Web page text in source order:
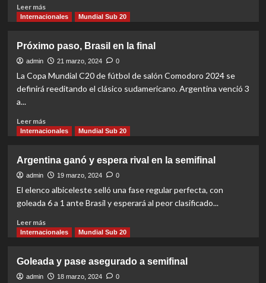
Leer másRead
more
título
quedó
en
Internacionales Mundial Sub 20
Próximo paso, Brasil en la final
admin 21 marzo, 2024 0
La Copa Mundial C20 de fútbol de salón Comodoro 2024 se
definirá reeditando el clásico sudamericano. Argentina venció 3
a...
Leer másRead
more
paso,
Brasil
en
la
Internacionales Mundial Sub 20
Argentina ganó y espera rival en la semifinal
admin 19 marzo, 2024 0
El elenco albiceleste selló una fase regular perfecta, con
goleada 6 a 1 ante Brasil y esperará al peor clasificado...
Leer másRead
more
ganó
y
Internacionales Mundial Sub 20
Goleada y pase asegurado a semifinal
admin 18 marzo, 2024 0